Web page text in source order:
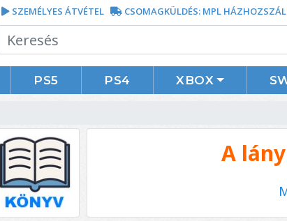
SZEMÉLYES ÁTVÉTEL CSOMAGKÜLDÉS: MPL
PS5 PS4 XBOX
A